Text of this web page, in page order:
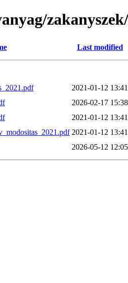
Last modified
2021-01-12 13:41
2026-02-17 15:38
2021-01-12 13:41
2021-01-12 13:41
2026-05-12 12:05